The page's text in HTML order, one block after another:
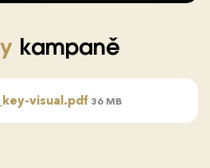
kampaně
visual.pdf 36 MB